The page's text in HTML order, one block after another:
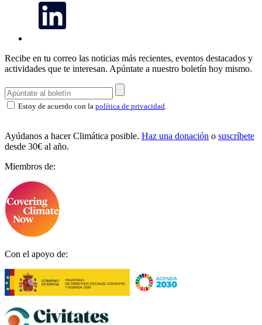
Recibe en tu correo las noticias más recientes, eventos destacados y
actividades que te interesan. Apúntate a nuestro boletín hoy mismo.
Estoy de acuerdo con la política de privacidad
Ayúdanos a hacer Climática posible. Haz una donación o suscríbete
desde 30€ al año.
Miembros de:
Con el apoyo de: